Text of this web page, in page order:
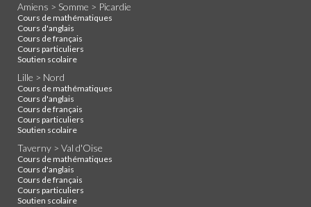
Amiens > Somme > Picardie
Cours de mathématiques
Cours d'anglais
Cours de français
Cours particuliers
Soutien scolaire
Lille > Nord
Cours de mathématiques
Cours d'anglais
Cours de français
Cours particuliers
Soutien scolaire
Taverny > Val d'Oise
Cours de mathématiques
Cours d'anglais
Cours de français
Cours particuliers
Soutien scolaire